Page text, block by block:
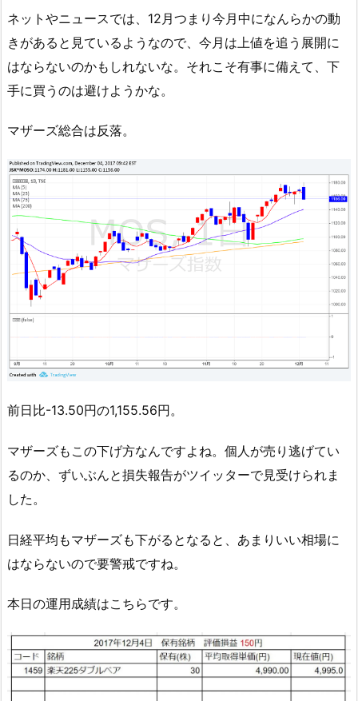
ネットやニュースでは、12月つまり今月中になんらかの動
きがあると見ているようなので、今月は上値を追う展開に
はならないのかもしれないな。それこそ有事に備えて、下
手に買うのは避けようかな。
マザーズ総合は反落。
前日比-13.50円の1,155.56円。
マザーズもこの下げ方なんですよね。個人が売り逃げてい
るのか、ずいぶんと損失報告がツイッターで見受けられま
した。
日経平均もマザーズも下がるとなると、あまりいい相場に
はならないので要警戒ですね。
本日の運用成績はこちらです。